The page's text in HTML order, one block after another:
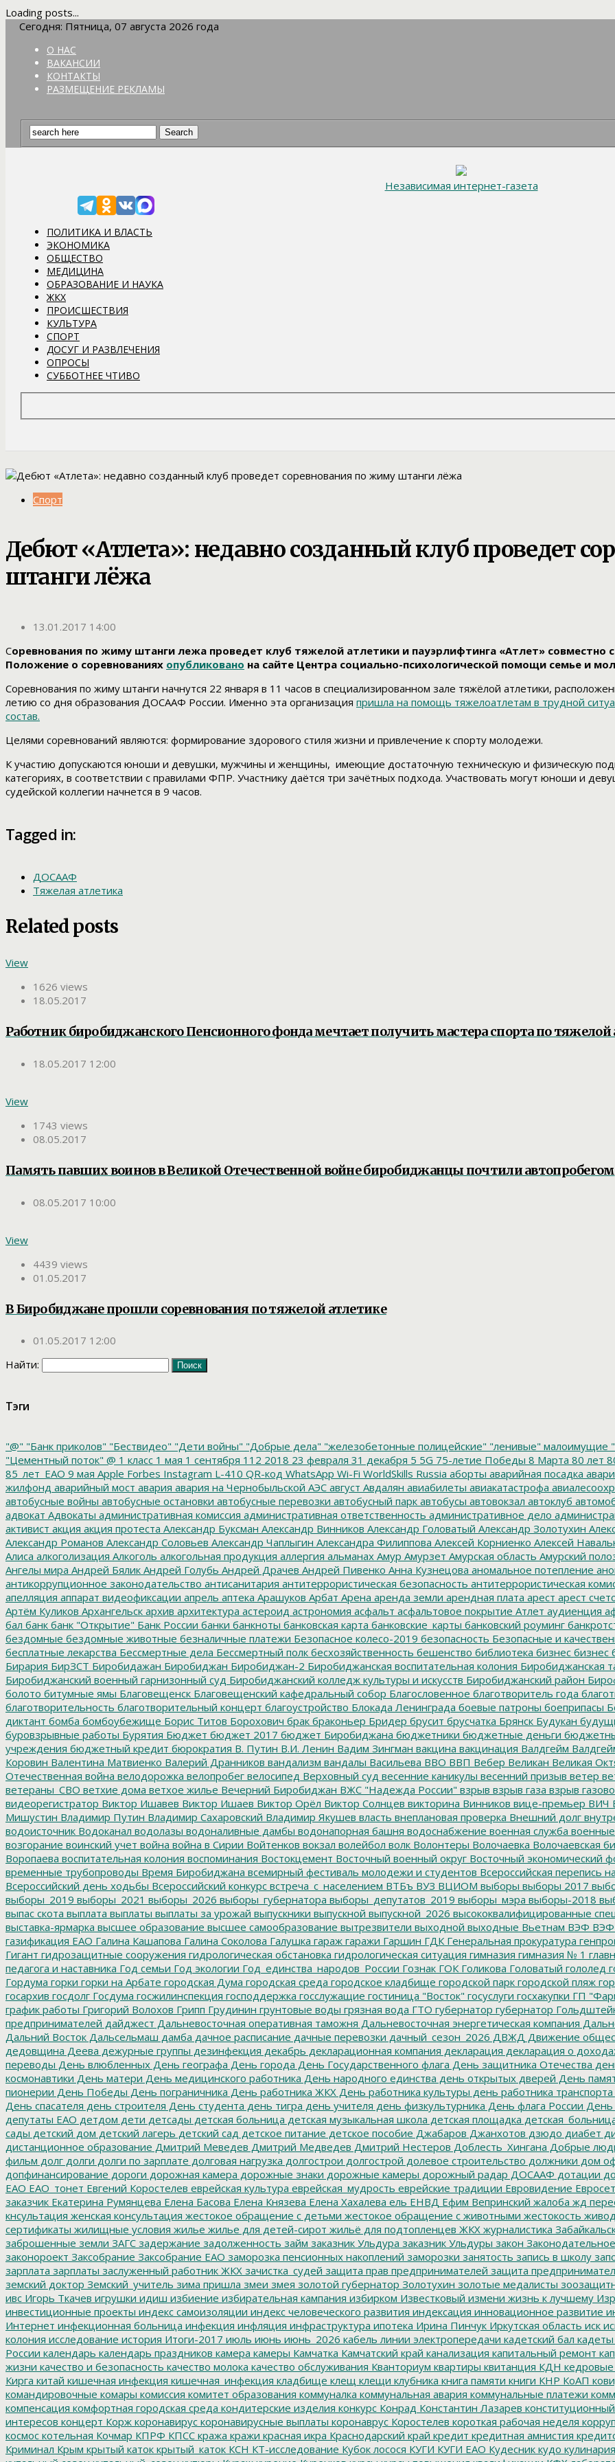
Loading posts...
Сегодня: Пятница, 07 августа 2026 года
О НАС
ВАКАНСИИ
КОНТАКТЫ
РАЗМЕЩЕНИЕ РЕКЛАМЫ
Независимая интернет-газета
ПОЛИТИКА И ВЛАСТЬ
ЭКОНОМИКА
ОБЩЕСТВО
МЕДИЦИНА
ОБРАЗОВАНИЕ И НАУКА
ЖКХ
ПРОИСШЕСТВИЯ
КУЛЬТУРА
СПОРТ
ДОСУГ И РАЗВЛЕЧЕНИЯ
ОПРОСЫ
СУББОТНЕЕ ЧТИВО
Спорт
Дебют «Атлета»: недавно созданный клуб проведет
штанги лёжа
13.01.2017 14:00
Соревнования по жиму штанги лежа проведет клуб тяжелой атлетики и пауэрлифтинга «Атлет»
Положение о соревнованиях опубликовано на сайте Центра социально-психологической помощи семье и
Соревнования по жиму штанги начнутся 22 января в 11 часов в специализированном зале тяжёлой атлетики,
летию со дня образования ДОСААФ России. Именно эта организация пришла на помощь тяжелоатлетам в трудной
состав.
Целями соревнований являются: формирование здорового стиля жизни и привлечение к спорту молодежи.
К участию допускаются юноши и девушки, мужчины и женщины, имеющие достаточную техническую и физическую
категориях, в соответствии с правилами ФПР. Участнику даётся три зачётных подхода. Участвовать могут юноши и
судейской коллегии начнется в 9 часов.
Tagged in:
ДОСААФ
Тяжелая атлетика
Related posts
View
1626 views
18.05.2017
Работник биробиджанского Пенсионного фонда мечтает получить мастера спорта по тяжелой
18.05.2017 12:00
View
1743 views
08.05.2017
Память павших воинов в Великой Отечественной войне биробиджанцы почтили автопробегом
08.05.2017 10:00
View
4439 views
01.05.2017
В Биробиджане прошли соревнования по тяжелой атлетике
01.05.2017 12:00
Найти:
Тэги
"@" "Банк приколов" "Бествидео" "Дети войны" "Добрые дела" "железобетонные полицейские" "ленивые" малоимущие
"Цементный поток" @ 1 класс 1 мая 1 сентября 112 2018 23 февраля 31 декабря 5 5G 75-летие Победы 8 Марта 80 лет
85_лет_ЕАО 9 мая Apple Forbes Instagram L-410 QR-код WhatsApp Wi-Fi WorldSkills Russia аборты аварийная посадка
жилфонд аварийный мост авария авария на Чернобыльской АЭС август Авдалян авиабилеты авиакатастрофа
автобусные войны автобусные остановки автобусные перевозки автобусный парк автобусы автовокзал автоклуб
адвокат Адвокаты административная комиссия административная ответственность административное дело
активист акция акция протеста Александр Буксман Александр Винников Александр Головатый Александр Золотухин
Александр Романов Александр Соловьев Александр Чаплыгин Александра Филиппова Алексей Корниенко Алексей
Алиса алкоголизация Алкоголь алкогольная продукция аллергия альманах Амур Амурзет Амурская область Амурский
Ангелы мира Андрей Бялик Андрей Голубь Андрей Драчев Андрей Пивенко Анна Кузнецова аномальное потепление
антикоррупционное законодательство антисанитария антитеррористическая безопасность антитеррористическая
апелляция аппарат видеофиксации апрель аптека Арашуков Арбат Арена аренда земли арендная плата арест арест
Артём Куликов Архангельск архив архитектура астероид астрономия асфальт асфальтовое покрытие Атлет аудиенция
бал банк банк "Открытие" Банк России банки банкноты банковская карта банковские_карты банковский роуминг
бездомные бездомные животные безналичные платежи Безопасное колесо-2019 безопасность Безопасные и
бесплатные лекарства Бессмертные дела Бессмертный полк бесхозяйственность бешенство библиотека бизнес бизнес
Бирария БирЗСТ Биробидажан Биробиджан Биробиджан-2 Биробиджанская воспитательная колония Биробиджанская
Биробиджанский военный гарнизонный суд Биробиджанский колледж культуры и искусств Биробиджанский район
болото битумные ямы Благовещенск Благовещенский кафедральный собор Благословенное благотворитель года
благотворительность благотворительный концерт благоустройство Блокада Ленинграда боевые патроны боеприпасы
диктант бомба бомбоубежище Борис Титов Борохович брак браконьер Бридер брусит брусчатка Брянск Будукан
буровзрывные работы Бурятия Бюджет бюджет 2017 бюджет Биробиджана бюджетники бюджетные деньги
учреждения бюджетный кредит бюрократия В. Путин В.И. Ленин Вадим Зингман вакцина вакцинация Валдгейм
Коровин Валентина Матвиенко Валерий Дранников вандализм вандалы Васильева ВВО ВВП Вебер Великан Великая
Отечественная война велодорожка велопробег велосипед Верховный суд весенние каникулы весенний призыв ветер
ветераны_СВО ветхие дома ветхое жилье Вечерний Биробиджан ВЖС "Надежда России" взрыв взрыв газа взрыв
видеорегистратор Виктор Ишавев Виктор Ишаев Виктор Орёл Виктор Солнцев викторина Винников вице-премьер ВИЧ
Мишустин Владимир Путин Владимир Сахаровский Владимир Якушев власть внеплановая проверка Внешний долг
водоисточник Водоканал водолазы водоналивные дамбы водонапорная башня водоснабжение военная служба
возгорание воинский учет война война в Сирии Войтенков вокзал волейбол волк Волонтеры Волочаевка Волочаевская
Воропаева воспитательная колония воспоминания Востокцемент Восточный военный округ Восточный экономический
временные трубопроводы Время Биробиджана всемирный фестиваль молодежи и студентов Всероссийская перепись
Всероссийский день ходьбы Всероссийский конкурс встреча_с_населением ВТБъ ВУЗ ВЦИОМ выборы выборы 2017
выборы_2019 выборы_2021 выборы_2026 выборы_губернатора выборы_депутатов_2019 выборы_мэра выборы-2018
выпас скота выплата выплаты выплаты за урожай выпускники выпускной выпускной_2026 высококвалифицированные
выставка-ярмарка высшее образование высшее самообразование вытрезвители выходной выходные Вьетнам ВЭФ
газификация ЕАО Галина Кашапова Галина Соколова Галушка гараж гаражи Гаршин ГДК Генеральная прокуратура
Гигант гидрозащитные сооружения гидрологическая обстановка гидрологическая ситуация гимназия гимназия № 1
педагога и наставника Год семьи Год экологии Год_единства_народов_России Гознак ГОК Голикова Головатый гололед
Гордума горки горки на Арбате городская Дума городская среда городское кладбище городской парк городской пляж
госархив госдолг Госдума госжилинспекция господдержка госслужащие гостиница "Восток" госуслуги госхакупки ГП
график работы Григорий Волохов Грипп Грудинин грунтовые воды грязная вода ГТО губернатор губернатор
предпринимателей дайджест Дальневосточная оперативная таможня Дальневосточная энергетическая компания
Дальний Восток Дальсельмаш дамба дачное расписание дачные перевозки дачный_сезон_2026 ДВЖД Движение
дедовщина Деева дежурные группы дезинфекция декабрь декларационная компания декларация декларация о
переводы День влюбленных День географа День города День Государственного флага День защитника Отечества
космонавтики День матери День медицинского работника День народного единства день открытых дверей День
пионерии День Победы День пограничника День работника ЖКХ День работника культуры день работника транспорта
День спасателя день строителя День студента день тигра день учителя день физкультурника День флага России
депутаты ЕАО детдом дети детсады детская больница детская музыкальная школа детская площадка
сады детский дом детский лагерь детский сад детское питание детское пособие Джабаров Джанхотов дзюдо диабет
дистанционное образование Дмитрий Меведев Дмитрий Медведев Дмитрий Нестеров Доблесть_Хингана Добрые
фильм долг долги долги по зарплате долговая нагрузка долгострои долгострой долевое строительство должники дом
допфинансирование дороги дорожная камера дорожные знаки дорожные камеры дорожный радар ДОСААФ дотации
ЕАО ЕАО_тонет Евгений Коростелев еврейская культура еврейская_мудрость еврейские традиции Евровидение
заказчик Екатерина Румянцева Елена Басова Елена Князева Елена Хахалева ель ЕНВД Ефим Вепринский жалоба жд
кнсультация женская консультация жестокое обращение с детьми жестокое обращение с животными жестокость
сертификаты жилищные условия жилье жилье для детей-сирот жильё для подтопленцев ЖКХ журналистика
заброшенные земли ЗАГС задержание задолженность займ заказник Ульдура заказник Ульдуры закон
законороект Заксобрание Заксобрание ЕАО заморозка пенсионных накоплений заморозки занятость запись в школу
зарплата зарплаты заслуженный работник ЖКХ зачистка_судей защита прав предпринимателей защита
земский доктор Земский_учитель зима пришла змеи змея золотой губернатор Золотухин золотые медалисты
ивс Игорь Ткачев игрушки идиш избиение избирательная кампания избирком Известковый измени жизнь к лучшему
инвестиционные проекты индекс самоизоляции индекс человеческого развития индексация инновационное развитие
Интернет инфекционная больница инфекция инфляция инфраструктура ипотека Ирина Пинчук Иркутская область иск
колония исследование история Итоги-2017 июль июнь июнь_2026 кабель линии электропередачи кадетский бал кадеты
России календарь календарь праздников камера камеры Камчатка Камчатский край канализация капитальный ремонт
жизни качество и безопасность качество молока качество обслуживания Кванториум квартиры квитанция КДН
Кирга китай кишечная инфекция кишечная_инфекция кладбище клещ клещи клубника книга памяти книги КНР КоАП
командировочные комары комиссия комитет образования коммуналка коммунальная авария коммунальные платежи
компенсация комфортная городская среда кондитерские изделия конкурс Конрад Константин Лазарев
интересов концерт Корж коронавирус коронавирусные выплаты коронаврус Коростелев короткая рабочая неделя
космос котельная Кочмар КПРФ КПСС кража кражи красная икра Краснодарский край кредит кредитная амнистия
Криминал Крым крытый каток крытый_каток КСН КТ-исследование Кубок лосося КУГИ КУГИ ЕАО Кудесник кудо кулинария